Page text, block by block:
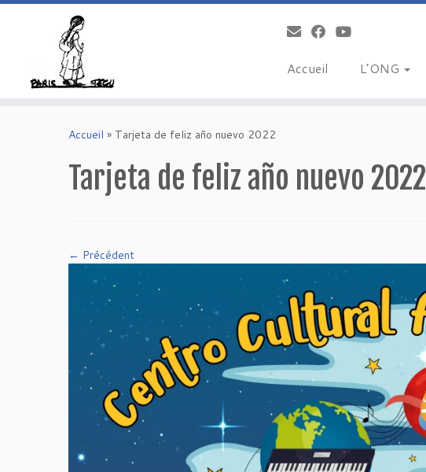
Accueil L’ONG
Accueil » Tarjeta de feliz año nuevo 2022
Tarjeta de feliz año nuevo 2022
← Précédent